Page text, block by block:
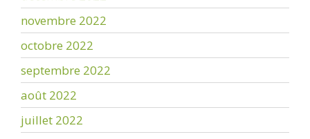
novembre 2022
octobre 2022
septembre 2022
août 2022
juillet 2022